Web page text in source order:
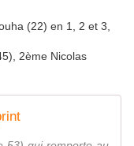
(22) en 1, 2 et 3,
2ème Nicolas